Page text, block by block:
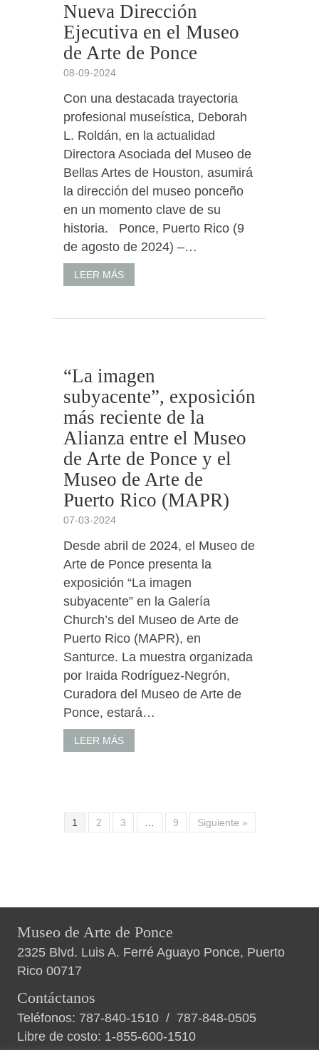
Nueva Dirección
Ejecutiva en el Museo
de Arte de Ponce
08-09-2024
Con una destacada trayectoria
profesional museística, Deborah
L. Roldán, en la actualidad
Directora Asociada del Museo de
Bellas Artes de Houston, asumirá
la dirección del museo ponceño
en un momento clave de su
historia. Ponce, Puerto Rico (9
de agosto de 2024) –…
LEER MÁS
“La imagen
subyacente”, exposición
más reciente de la
Alianza entre el Museo
de Arte de Ponce y el
Museo de Arte de
Puerto Rico (MAPR)
07-03-2024
Desde abril de 2024, el Museo de
Arte de Ponce presenta la
exposición “La imagen
subyacente” en la Galería
Church’s del Museo de Arte de
Puerto Rico (MAPR), en
Santurce. La muestra organizada
por Iraida Rodríguez-Negrón,
Curadora del Museo de Arte de
Ponce, estará…
LEER MÁS
1 2 3 9 Siguiente »
Museo de Arte de Ponce
2325 Blvd. Luis A. Ferré Aguayo Ponce, Puerto
Rico 00717
Contáctanos
Teléfonos: 787-840-1510 / 787-848-0505
Libre de costo: 1-855-600-1510